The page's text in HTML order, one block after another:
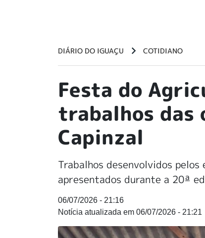
DIÁRIO DO IGUAÇU COTIDIANO
Festa do
trabalhos das
Capinzal
Trabalhos desenvolvidos
apresentados durante a 20ª
06/07/2026 - 21:16
06/07/2026 - 21:21